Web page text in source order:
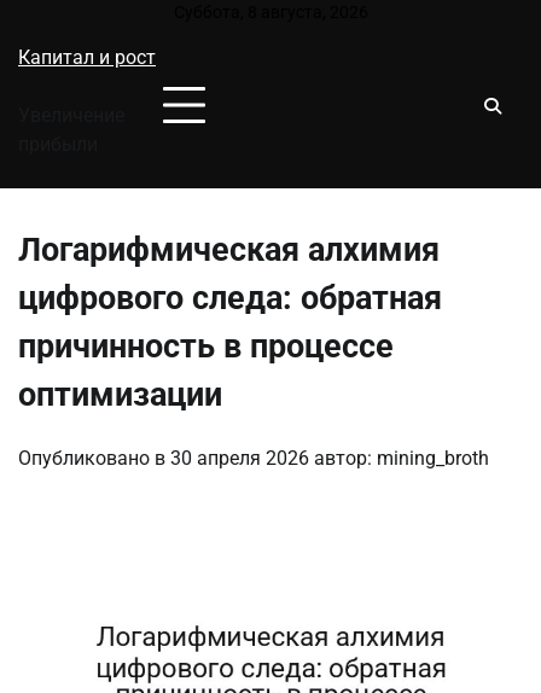
содержимому
Капитал и рост
Логарифмическая алхимия
цифрового следа: обратная
причинность в процессе
оптимизации
Опубликовано в 30 апреля 2026 автор: mining_broth